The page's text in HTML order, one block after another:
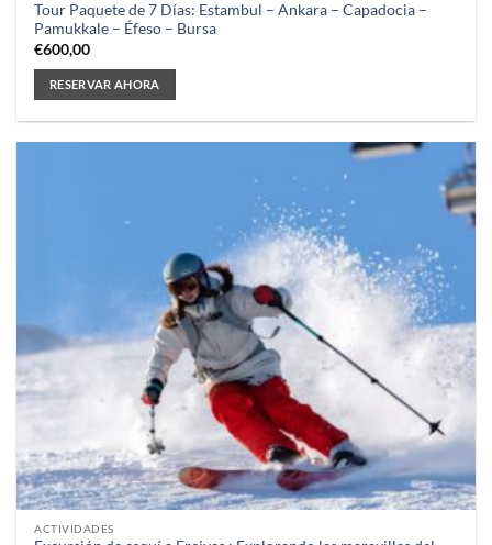
Tour Paquete de 7 Días: Estambul – Ankara – Capadocia –
Pamukkale – Éfeso – Bursa
€600,00
RESERVAR AHORA
ACTIVIDADES